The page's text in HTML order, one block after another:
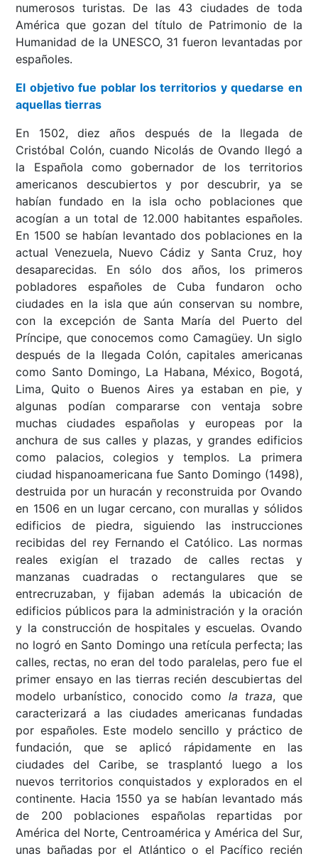
numerosos turistas. De las 43 ciudades de toda
América que gozan del título de Patrimonio de la
Humanidad de la UNESCO, 31 fueron levantadas por
españoles.
El objetivo fue poblar los territorios y quedarse en
aquellas tierras
En 1502, diez años después de la llegada de
Cristóbal Colón, cuando Nicolás de Ovando llegó a
la Española como gobernador de los territorios
americanos descubiertos y por descubrir, ya se
habían fundado en la isla ocho poblaciones que
acogían a un total de 12.000 habitantes españoles.
En 1500 se habían levantado dos poblaciones en la
actual Venezuela, Nuevo Cádiz y Santa Cruz, hoy
desaparecidas. En sólo dos años, los primeros
pobladores españoles de Cuba fundaron ocho
ciudades en la isla que aún conservan su nombre,
con la excepción de Santa María del Puerto del
Príncipe, que conocemos como Camagüey. Un siglo
después de la llegada Colón, capitales americanas
como Santo Domingo, La Habana, México, Bogotá,
Lima, Quito o Buenos Aires ya estaban en pie, y
algunas podían compararse con ventaja sobre
muchas ciudades españolas y europeas por la
anchura de sus calles y plazas, y grandes edificios
como palacios, colegios y templos. La primera
ciudad hispanoamericana fue Santo Domingo (1498),
destruida por un huracán y reconstruida por Ovando
en 1506 en un lugar cercano, con murallas y sólidos
edificios de piedra, siguiendo las instrucciones
recibidas del rey Fernando el Católico. Las normas
reales exigían el trazado de calles rectas y
manzanas cuadradas o rectangulares que se
entrecruzaban, y fijaban además la ubicación de
edificios públicos para la administración y la oración
y la construcción de hospitales y escuelas. Ovando
no logró en Santo Domingo una retícula perfecta; las
calles, rectas, no eran del todo paralelas, pero fue el
primer ensayo en las tierras recién descubiertas del
modelo urbanístico, conocido como la traza, que
caracterizará a las ciudades americanas fundadas
por españoles. Este modelo sencillo y práctico de
fundación, que se aplicó rápidamente en las
ciudades del Caribe, se trasplantó luego a los
nuevos territorios conquistados y explorados en el
continente. Hacia 1550 ya se habían levantado más
de 200 poblaciones españolas repartidas por
América del Norte, Centroamérica y América del Sur,
unas bañadas por el Atlántico o el Pacífico recién